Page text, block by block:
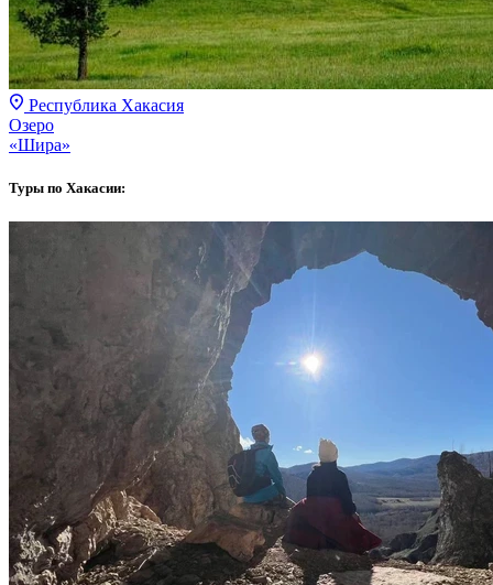
Республика Хакасия
Озеро
«Шира»
Туры по Хакасии: